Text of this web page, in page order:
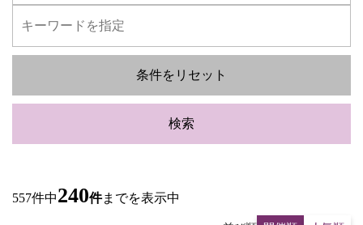
条件をリセット
検索
557件中240件までを表示中